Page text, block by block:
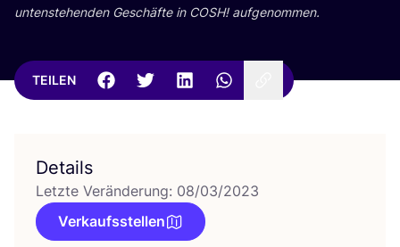
unten­ste­hen­den Geschäf­te in COSH! aufgenommen.
TEILEN
Details
Letzte Veränderung: 08/03/2023
Verkaufsstellen